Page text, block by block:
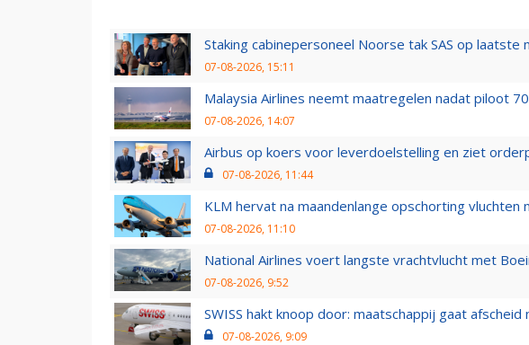
Staking cabinepersoneel Noorse tak SAS op laatste
07-08-2026, 15:11
Malaysia Airlines neemt maatregelen nadat piloot
07-08-2026, 14:07
Airbus op koers voor leverdoelstelling en ziet
07-08-2026, 11:44
KLM hervat na maandenlange opschorting vluchten
07-08-2026, 11:10
National Airlines voert langste vrachtvlucht met
07-08-2026, 9:52
SWISS hakt knoop door: maatschappij gaat
07-08-2026, 9:09